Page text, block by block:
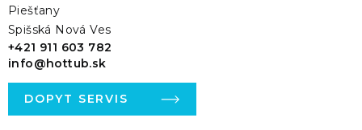
Piešťany
Spišská Nová Ves
+421 911 603 782
info@hottub.sk
DOPYT SERVIS